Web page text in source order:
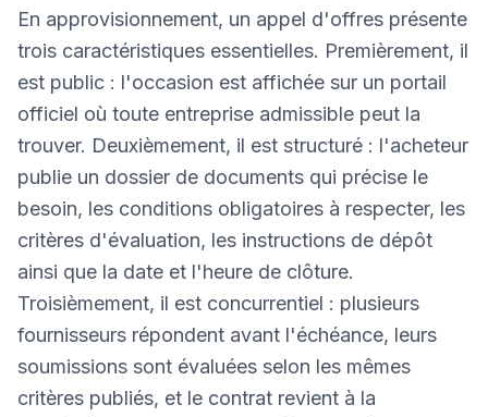
En approvisionnement, un appel d'offres présente
trois caractéristiques essentielles. Premièrement, il
est public : l'occasion est affichée sur un portail
officiel où toute entreprise admissible peut la
trouver. Deuxièmement, il est structuré : l'acheteur
publie un dossier de documents qui précise le
besoin, les conditions obligatoires à respecter, les
critères d'évaluation, les instructions de dépôt
ainsi que la date et l'heure de clôture.
Troisièmement, il est concurrentiel : plusieurs
fournisseurs répondent avant l'échéance, leurs
soumissions sont évaluées selon les mêmes
critères publiés, et le contrat revient à la